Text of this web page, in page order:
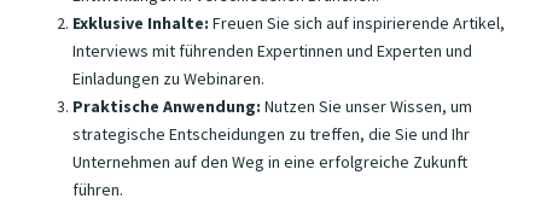
Exklusive Inhalte: Freuen Sie sich auf inspirierende Artikel,
Interviews mit führenden Expertinnen und Experten und
Einladungen zu Webinaren.
Praktische Anwendung: Nutzen Sie unser Wissen, um
strategische Entscheidungen zu treffen, die Sie und Ihr
Unternehmen auf den Weg in eine erfolgreiche Zukunft
führen.